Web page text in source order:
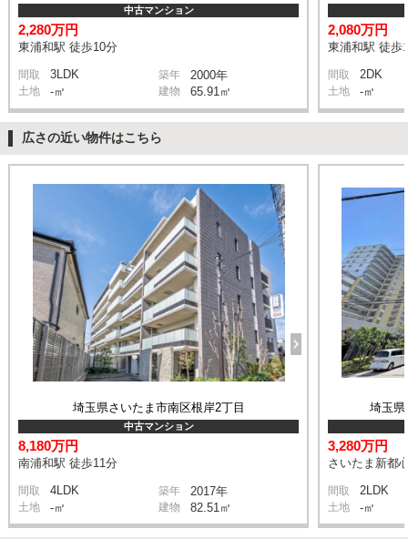
中古マンション
2,280万円
東浦和駅 徒歩10分
間取 3LDK 築年 2000年
土地 -㎡ 建物 65.91㎡
2,080万円
東浦和駅 徒歩
間取 2DK
土地 -㎡
広さの近い物件はこちら
埼玉県さいたま市南区根岸2丁目
中古マンション
8,180万円
南浦和駅 徒歩11分
間取 4LDK 築年 2017年
土地 -㎡ 建物 82.51㎡
埼玉県
3,280万円
さいたま新都
間取 2LDK
土地 -㎡